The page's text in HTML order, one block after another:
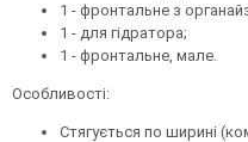
1 - фронтальне з
1 - для гідратора;
1 - фронтальне, мале.
Особливості:
Стягується по ширині